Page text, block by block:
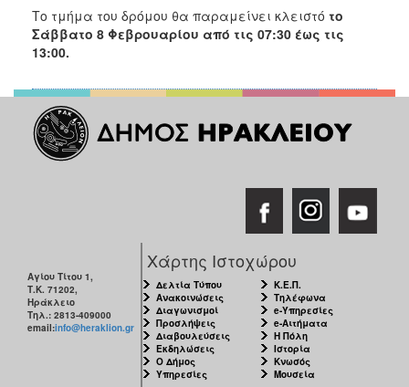
2015
2013
2011
2010
2006
ΠΟΛΙΤΙΣΜΟΣ
Το τμήμα του δρόμου θα παραμείνει κλειστό το
Σάββατο 8 Φεβρουαρίου από τις 07:30 έως τις
13:00.
Αγίου Τίτου 1,
Τ.Κ. 71202,
Ηράκλειο
Τηλ.: 2813-409000
email:info@heraklion.gr
Χάρτης Ιστοχώρου
Δελτία Τύπου
Ανακοινώσεις
Διαγωνισμοί
Προσλήψεις
Διαβουλεύσεις
Εκδηλώσεις
Ο Δήμος
Υπηρεσίες
Κ.Ε.Π.
Τηλέφωνα
e-Υπηρεσίες
e-Αιτήματα
Η Πόλη
Ιστορία
Κνωσός
Μουσεία